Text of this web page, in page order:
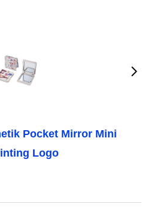
Pocket Mirror Mini
Logo